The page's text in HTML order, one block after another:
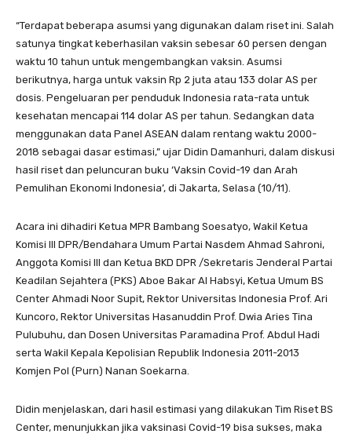
“Terdapat beberapa asumsi yang digunakan dalam riset ini. Salah
satunya tingkat keberhasilan vaksin sebesar 60 persen dengan
waktu 10 tahun untuk mengembangkan vaksin. Asumsi
berikutnya, harga untuk vaksin Rp 2 juta atau 133 dolar AS per
dosis. Pengeluaran per penduduk Indonesia rata-rata untuk
kesehatan mencapai 114 dolar AS per tahun. Sedangkan data
menggunakan data Panel ASEAN dalam rentang waktu 2000-
2018 sebagai dasar estimasi,” ujar Didin Damanhuri, dalam diskusi
hasil riset dan peluncuran buku ‘Vaksin Covid-19 dan Arah
Pemulihan Ekonomi Indonesia’, di Jakarta, Selasa (10/11).
Acara ini dihadiri Ketua MPR Bambang Soesatyo, Wakil Ketua
Komisi III DPR/Bendahara Umum Partai Nasdem Ahmad Sahroni,
Anggota Komisi III dan Ketua BKD DPR /Sekretaris Jenderal Partai
Keadilan Sejahtera (PKS) Aboe Bakar Al Habsyi, Ketua Umum BS
Center Ahmadi Noor Supit, Rektor Universitas Indonesia Prof. Ari
Kuncoro, Rektor Universitas Hasanuddin Prof. Dwia Aries Tina
Pulubuhu, dan Dosen Universitas Paramadina Prof. Abdul Hadi
serta Wakil Kepala Kepolisian Republik Indonesia 2011-2013
Komjen Pol (Purn) Nanan Soekarna.
Didin menjelaskan, dari hasil estimasi yang dilakukan Tim Riset BS
Center, menunjukkan jika vaksinasi Covid-19 bisa sukses, maka